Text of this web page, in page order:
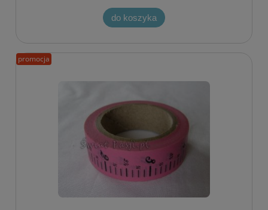
do koszyka
promocja